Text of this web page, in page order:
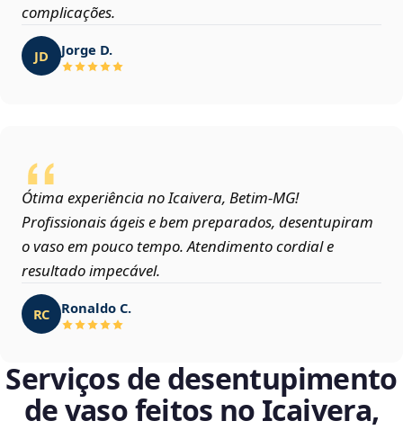
complicações.
JD Jorge D.
Ótima experiência no Icaivera, Betim‑MG!
Profissionais ágeis e bem preparados, desentupiram
o vaso em pouco tempo. Atendimento cordial e
resultado impecável.
RC Ronaldo C.
Serviços de desentupimento
de vaso feitos no Icaivera,